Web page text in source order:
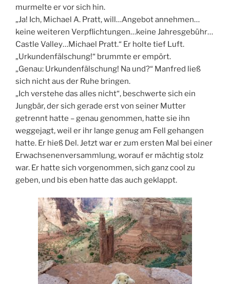
murmelte er vor sich hin.
„Ja! Ich, Michael A. Pratt, will…Angebot annehmen…
keine weiteren Verpflichtungen…keine Jahresgebühr…
Castle Valley…Michael Pratt.“ Er holte tief Luft.
„Urkundenfälschung!“ brummte er empört.
„Genau: Urkundenfälschung! Na und?“ Manfred ließ
sich nicht aus der Ruhe bringen.
„Ich verstehe das alles nicht“, beschwerte sich ein
Jungbär, der sich gerade erst von seiner Mutter
getrennt hatte – genau genommen, hatte sie ihn
weggejagt, weil er ihr lange genug am Fell gehangen
hatte. Er hieß Del. Jetzt war er zum ersten Mal bei einer
Erwachsenenversammlung, worauf er mächtig stolz
war. Er hatte sich vorgenommen, sich ganz cool zu
geben, und bis eben hatte das auch geklappt.